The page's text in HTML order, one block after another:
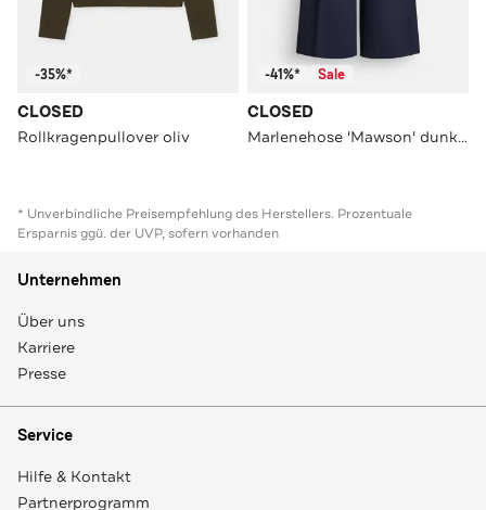
-35%*
CLOSED
Rollkragenpullover oliv
-41%* Sale
CLOSED
Marlenehose 'Mawson' dunkelblau
* Unverbindliche Preisempfehlung des Herstellers. Prozentuale
Ersparnis ggü. der UVP, sofern vorhanden
Unternehmen
Über uns
Karriere
Presse
Service
Hilfe & Kontakt
Partnerprogramm